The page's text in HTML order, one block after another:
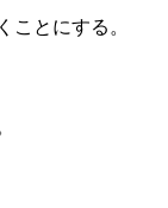
ことにする。